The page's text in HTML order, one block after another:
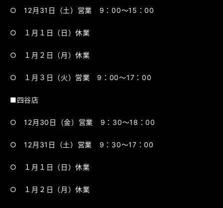
○ 12月31日（土）営業 9：00～15：00
○ １月１日（日）休業
○ １月２日（月）休業
○ １月３日（火）営業 9：00～17：00
■四谷店
○ 12月30日（金）営業 9：30～18：00
○ 12月31日（土）営業 9：30～17：00
○ １月１日（日）休業
○ １月２日（月）休業